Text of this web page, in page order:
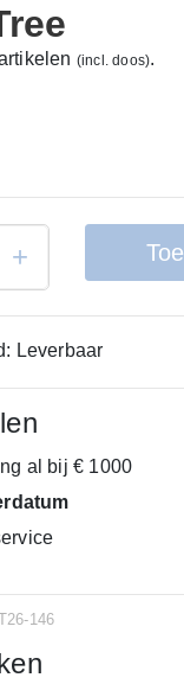
(incl. doos).
+
Leverbaar
al bij € 1000
146